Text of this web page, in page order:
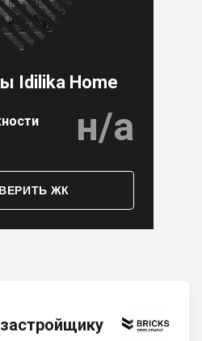
Idilika Home
н/а
ЖК